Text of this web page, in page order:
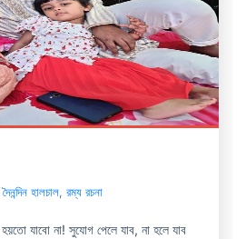
দৈনন্দিন হালচাল, রম্য রচনা
যাবো না! সুযোগ পেলে যাব, না হলে যাব